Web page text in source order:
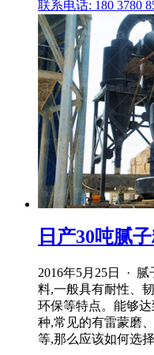
联系电话: 180 3780
日产30吨腻
2016年5月25日 ·
料,一般具有耐性、
环保等特点。能够
种,常见的有雷蒙磨
等,那么应该如何选